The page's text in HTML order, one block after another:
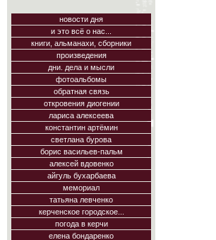
новости дня
и это всё о нас...
книги, альманахи, сборники
произведения
дни. дела и мысли
фотоальбомы
обратная связь
откровения диогении
лариса алексеева
константин артёмин
светлана бурова
борис васильев-пальм
алексей вдовенко
айгуль бухарбаева
мемориал
татьяна левченко
керченское городское...
погода в керчи
елена бондаренко